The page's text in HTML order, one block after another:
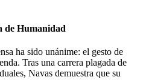
de Humanidad
ha sido unánime: el gesto de
Tras una carrera plagada de
Navas demuestra que su